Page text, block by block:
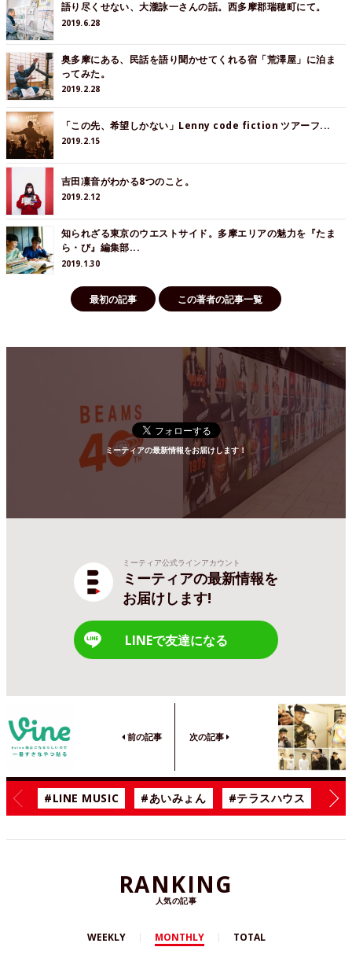
語り尽くせない、大瀧詠一さんの話。西多摩郡瑞穂町にて。
2019.6.28
奥多摩にある、民話を語り聞かせてくれる宿「荒澤屋」に泊ま
ってみた。
2019.2.28
「この先、希望しかない」Lenny code fiction ツアーフ...
2019.2.15
吉田凜音がわかる8つのこと。
2019.2.12
知られざる東京のウエストサイド。多摩エリアの魅力を『たま
ら・び』編集部...
2019.1.30
最初の記事 この著者の記事一覧
ミーティアの最新情報をお届けします！
ミーティア公式ラインアカウント
ミーティアの最新情報を
お届けします!
LINEで友達になる
前の記事 次の記事
#LINE MUSIC #あいみょん #テラスハウス #
RANKING
人気の記事
WEEKLY MONTHLY TOTAL